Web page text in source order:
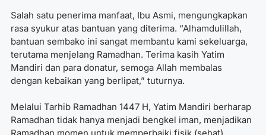
Salah satu penerima manfaat, Ibu Asmi, mengungkapkan
rasa syukur atas bantuan yang diterima. “Alhamdulillah,
bantuan sembako ini sangat membantu kami sekeluarga,
terutama menjelang Ramadhan. Terima kasih Yatim
Mandiri dan para donatur, semoga Allah membalas
dengan kebaikan yang berlipat,” tuturnya.
Melalui Tarhib Ramadhan 1447 H, Yatim Mandiri berharap
Ramadhan tidak hanya menjadi bengkel iman, menjadikan